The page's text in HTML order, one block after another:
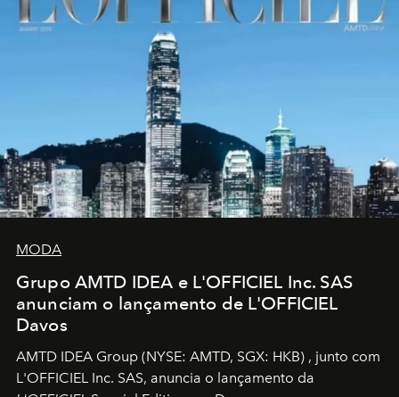
MODA
Grupo AMTD IDEA e L'OFFICIEL Inc. SAS
anunciam o lançamento de L'OFFICIEL
Davos
AMTD IDEA Group (NYSE: AMTD, SGX: HKB) , junto com
L'OFFICIEL Inc. SAS, anuncia o lançamento da